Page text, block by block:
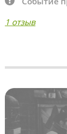
1 отзыв